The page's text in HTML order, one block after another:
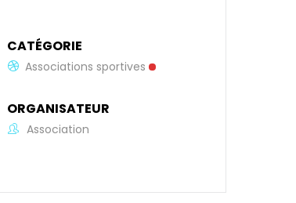
CATÉGORIE
Associations sportives
ORGANISATEUR
Association